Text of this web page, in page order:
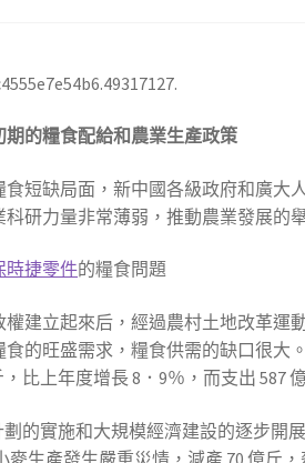
期的糧食配給和農業生產政策
食短缺局面，新中國各級政府和廣大
科研力量非常薄弱，推動農業發展的
時捷零件的糧食問題
權建立起來后，經過農村土地改革運
的旺盛需求，糧食供需的缺口很大
比上年度增長 8．9％，而支出 587
劃的實施和大規模經濟建設的逐步開
麥生產發生嚴重災情，減產 70 億斤